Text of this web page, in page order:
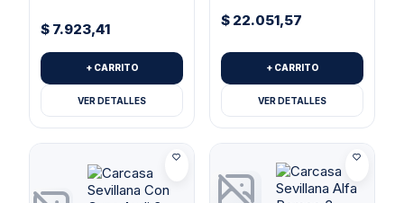
$ 7.923,41
+ CARRITO
VER DETALLES
$ 22.051,57
+ CARRITO
VER DETALLES